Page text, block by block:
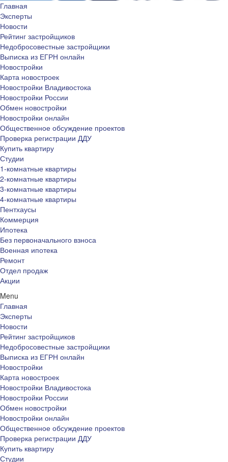
Главная
Эксперты
Новости
Рейтинг застройщиков
Недобросовестные застройщики
Выписка из ЕГРН онлайн
Новостройки
Карта новостроек
Новостройки Владивостока
Новостройки России
Обмен новостройки
Новостройки онлайн
Общественное обсуждение проектов
Проверка регистрации ДДУ
Купить квартиру
Студии
1-комнатные квартиры
2-комнатные квартиры
3-комнатные квартиры
4-комнатные квартиры
Пентхаусы
Коммерция
Ипотека
Без первоначального взноса
Военная ипотека
Ремонт
Отдел продаж
Акции
Menu
Главная
Эксперты
Новости
Рейтинг застройщиков
Недобросовестные застройщики
Выписка из ЕГРН онлайн
Новостройки
Карта новостроек
Новостройки Владивостока
Новостройки России
Обмен новостройки
Новостройки онлайн
Общественное обсуждение проектов
Проверка регистрации ДДУ
Купить квартиру
Студии